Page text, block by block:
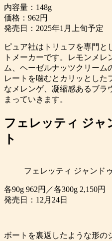
内容量：148g
価格：962円
発売日：2025年1月上旬予定
ピュア社はトリュフを専門と
トメーカーです。レモンメ
ム、ヘーゼルナッツクリーム
レートを噛むとカリッとし
なメレンゲ、凝縮感あるブラ
まっていきます。
フェレッティ ジャ
ト
フェレッティ ジャンド
各90g 962円／各300g 2,150円
発売日：12月24日
ボートを裏返したような形の